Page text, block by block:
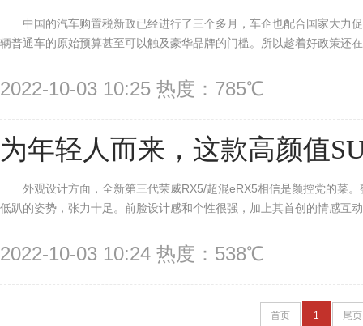
中国的汽车购置税新政已经进行了三个多月，车企也配合国家大力
辆普通车的原始预算甚至可以触及豪华品牌的门槛。所以趁着好政策还
2022-10-03 10:25 热度：785℃
为年轻人而来，这款高颜值
外观设计方面，全新第三代荣威RX5/超混eRX5相信是颜控党的菜
低趴的姿势，张力十足。前脸设计感和个性很强，加上其首创的情感互
2022-10-03 10:24 热度：538℃
首页 1 尾页